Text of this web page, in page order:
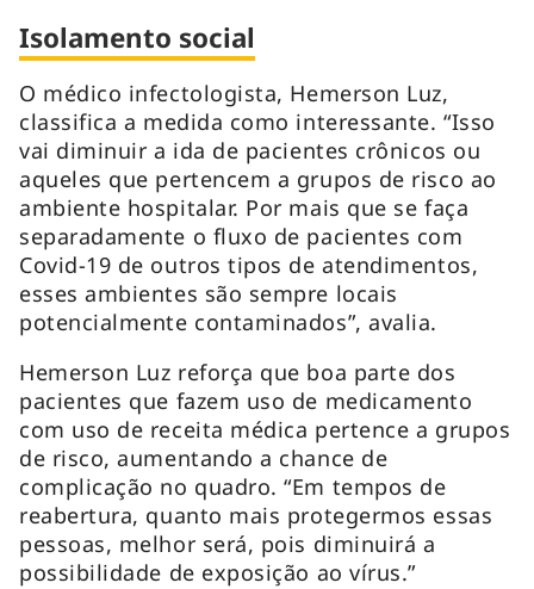
Isolamento social
O médico infectologista, Hemerson Luz,
classifica a medida como interessante. “Isso
vai diminuir a ida de pacientes crônicos ou
aqueles que pertencem a grupos de risco ao
ambiente hospitalar. Por mais que se faça
separadamente o fluxo de pacientes com
Covid-19 de outros tipos de atendimentos,
esses ambientes são sempre locais
potencialmente contaminados”, avalia.
Hemerson Luz reforça que boa parte dos
pacientes que fazem uso de medicamento
com uso de receita médica pertence a grupos
de risco, aumentando a chance de
complicação no quadro. “Em tempos de
reabertura, quanto mais protegermos essas
pessoas, melhor será, pois diminuirá a
possibilidade de exposição ao vírus.”